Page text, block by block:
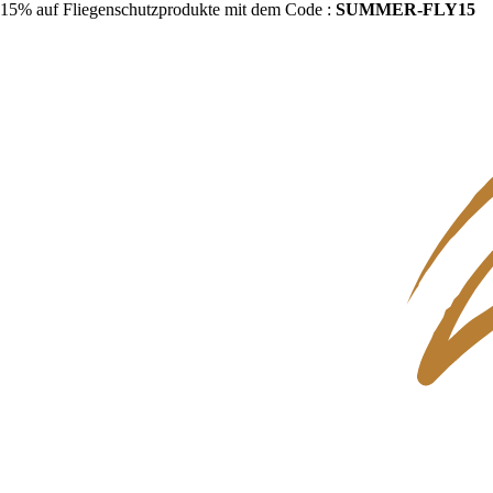
15% auf Fliegenschutzprodukte mit dem Code : SUMMER-FLY15